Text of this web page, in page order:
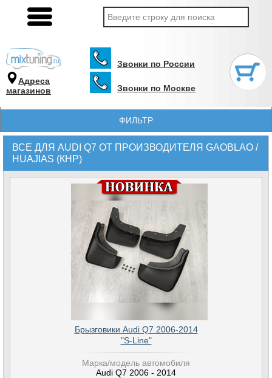
Адреса
магазинов
Звонки по России
Звонки по Москве
ФИЛЬТР
ВСЕ ДЛЯ AUDI Q7 ОТ ПРОИЗВОДИТЕЛЯ GAOBLAO /
HUAJIAS (КНР)
Брызговики Audi Q7 2006-2014
"S-Line"
Марка/модель автомобиля
Audi Q7 2006 - 2014